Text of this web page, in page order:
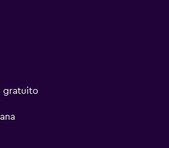
gratuito